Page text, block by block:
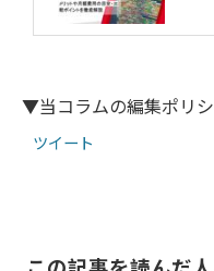
▼当コラムの編集ポリ
ツイート